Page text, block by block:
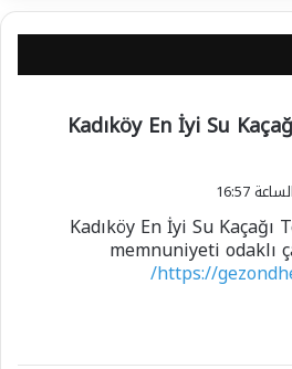
Kadıköy En İyi Su
Kadıköy En İyi Su
memnuniyeti odaklı
https://